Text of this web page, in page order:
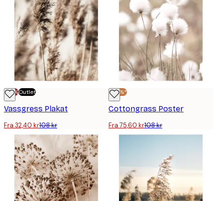
-70%Outlet
Vassgress Plakat
Fra 32,40 kr108 kr
-30%*
Cottongrass Poster
Fra 75,60 kr108 kr